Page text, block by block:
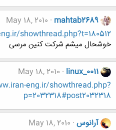
mahtab2689
May 18, 2010
showthread.php?t=180512
خوشحال میشم شرکت کنین مرسی
linux_0011
May 18, 2010
eng.ir/showthread.php?
p=2032318#post2032318
آرانوس May 18, 2010